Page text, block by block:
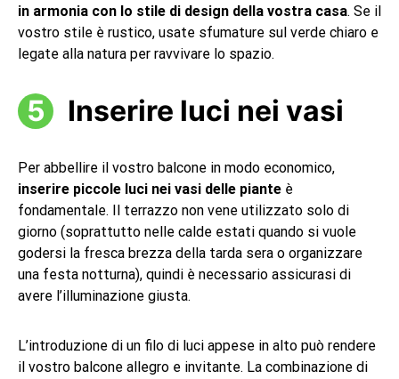
in armonia con lo stile di design della vostra casa. Se il
vostro stile è rustico, usate sfumature sul verde chiaro e
legate alla natura per ravvivare lo spazio.
Inserire luci nei vasi
Per abbellire il vostro balcone in modo economico,
inserire piccole luci nei vasi delle piante è
fondamentale. Il terrazzo non vene utilizzato solo di
giorno (soprattutto nelle calde estati quando si vuole
godersi la fresca brezza della tarda sera o organizzare
una festa notturna), quindi è necessario assicurasi di
avere l’illuminazione giusta.
L’introduzione di un filo di luci appese in alto può rendere
il vostro balcone allegro e invitante. La combinazione di